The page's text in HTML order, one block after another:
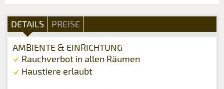
DETAILS PREISE
AMBIENTE & EINRICHTUNG
Rauchverbot in allen Räumen
Haustiere erlaubt